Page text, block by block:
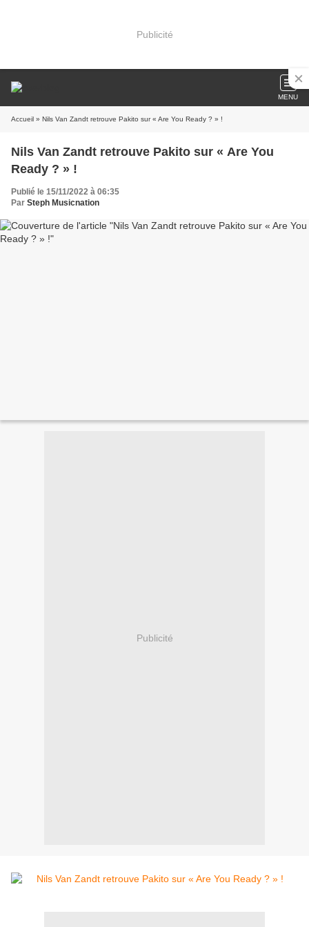
Publicité
MENU
Accueil » Nils Van Zandt retrouve Pakito sur « Are You Ready ? » !
Nils Van Zandt retrouve Pakito sur « Are You
Ready ? » !
Publié le 15/11/2022 à 06:35
Par Steph Musicnation
Publicité